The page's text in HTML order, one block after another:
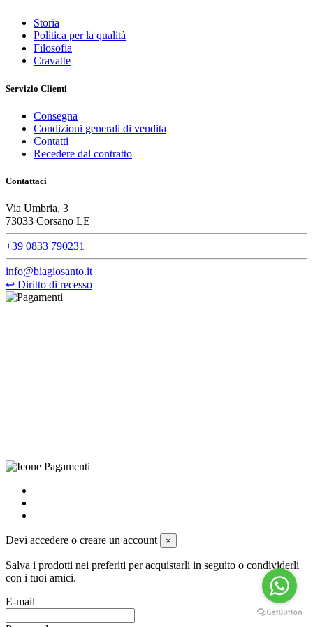
Storia
Politica per la qualità
Filosofia
Cravatte
Servizio Clienti
Consegna
Condizioni generali di vendita
Contatti
Recedere dal contratto
Contattaci
Via Umbria, 3
73033 Corsano LE
+39 0833 790231
info@biagiosanto.it
↩ Diritto di recesso
Devi accedere o creare un account ×
Salva i prodotti nei preferiti per acquistarli in seguito o condividerli
con i tuoi amici.
E-mail